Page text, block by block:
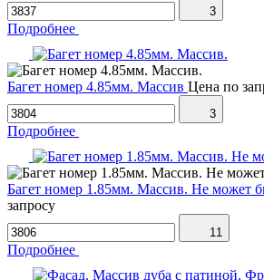
3
Подробнее
Багет номер 4.85мм. Массив Цена по
3
Подробнее
Багет номер 1.85мм. Массив. Не может
запросу
11
Подробнее